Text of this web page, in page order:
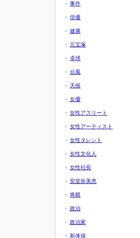
事件
俳優
健康
元宝塚
卓球
台風
天候
女優
女性アスリート
女性アーティスト
女性タレント
女性文化人
女性社長
安室奈美恵
将棋
政治
政治家
新体操